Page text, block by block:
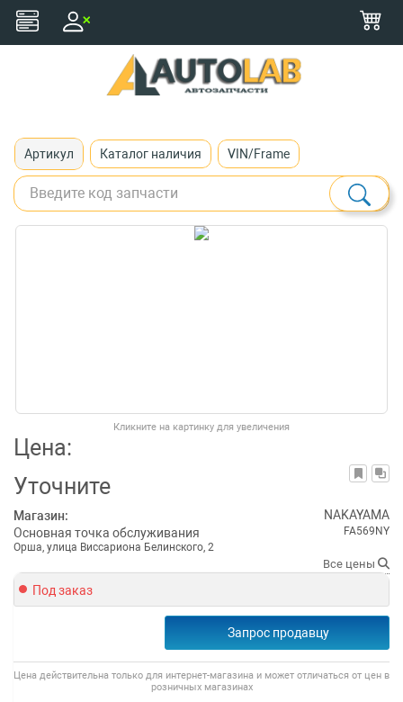
Артикул Каталог наличия VIN/Frame
Кликните на картинку для увеличения
Цена:
Уточните
Магазин:
Основная точка обслуживания
Орша, улица Виссариона Белинского, 2
NAKAYAMA
FA569NY
Все цены
Под заказ
Запрос продавцу
Цена действительна только для интернет-магазина и может отличаться от цен в
розничных магазинах